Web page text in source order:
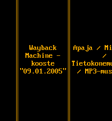
Wayback
Machine -
kooste
"09.01.2005"
Apaja /
/
/ MP3-